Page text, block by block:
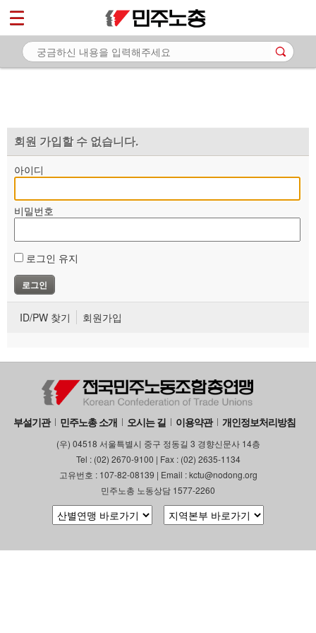
회원 가입할 수 없습니다.
아이디
비밀번호
로그인 유지
ID/PW 찾기 회원가입
부설기관 민주노총 소개 오시는 길 이용약관 개인정보처리방침
(우) 04518 서울특별시 중구 정동길 3 경향신문사 14층
Tel : (02) 2670-9100 | Fax : (02) 2635-1134
고유번호 : 107-82-08139 | Email : kctu@nodong.org
민주노총 노동상담 1577-2260
마이페이지
소개
자료
부설기관